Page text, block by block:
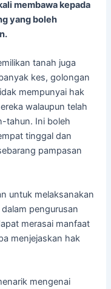
membawa kepada
yang boleh
tanah juga
kes, golongan
mempunyai hak
walaupun telah
tahun. Ini boleh
tinggal dan
pampasan
untuk melaksanakan
pengurusan
merasai manfaat
menjejaskan hak
mengenai